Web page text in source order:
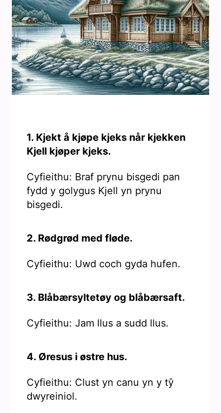
1. Kjekt å kjøpe kjeks når kjekken
Kjell kjøper kjeks.
Cyfieithu: Braf prynu bisgedi pan
fydd y golygus Kjell yn prynu
bisgedi.
2. Rødgrød med fløde.
Cyfieithu: Uwd coch gyda hufen.
3. Blåbærsyltetøy og blåbærsaft.
Cyfieithu: Jam llus a sudd llus.
4. Øresus i østre hus.
Cyfieithu: Clust yn canu yn y tŷ
dwyreiniol.